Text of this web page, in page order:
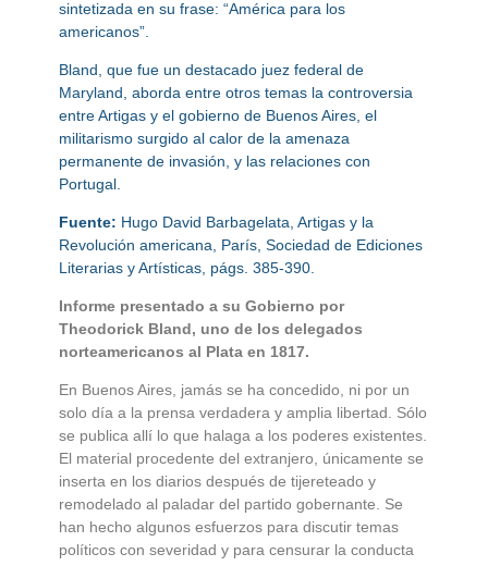
sintetizada en su frase: “América para los
americanos”.
Bland, que fue un destacado juez federal de
Maryland, aborda entre otros temas la controversia
entre Artigas y el gobierno de Buenos Aires, el
militarismo surgido al calor de la amenaza
permanente de invasión, y las relaciones con
Portugal.
Fuente: Hugo David Barbagelata, Artigas y la
Revolución americana, París, Sociedad de Ediciones
Literarias y Artísticas, págs. 385-390.
Informe presentado a su Gobierno por
Theodorick Bland, uno de los delegados
norteamericanos al Plata en 1817.
En Buenos Aires, jamás se ha concedido, ni por un
solo día a la prensa verdadera y amplia libertad. Sólo
se publica allí lo que halaga a los poderes existentes.
El material procedente del extranjero, únicamente se
inserta en los diarios después de tijereteado y
remodelado al paladar del partido gobernante. Se
han hecho algunos esfuerzos para discutir temas
políticos con severidad y para censurar la conducta